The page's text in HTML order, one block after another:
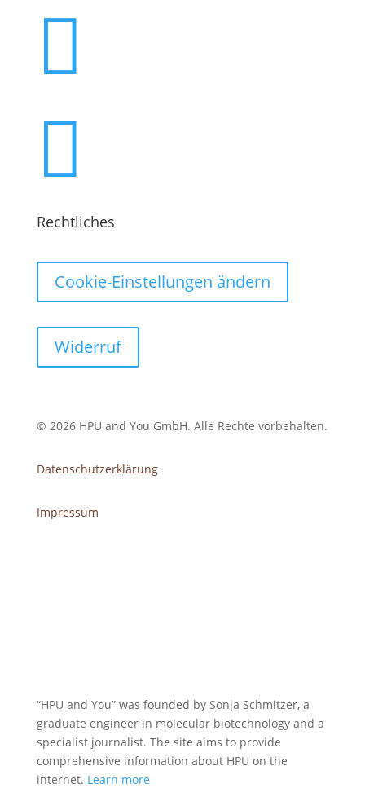


Rechtliches
Cookie-Einstellungen ändern
Widerruf
© 2026 HPU and You GmbH. Alle Rechte vorbehalten.
Datenschutzerklärung
Impressum
“HPU and You” was founded by Sonja Schmitzer, a
graduate engineer in molecular biotechnology and a
specialist journalist. The site aims to provide
comprehensive information about HPU on the
internet. Learn more